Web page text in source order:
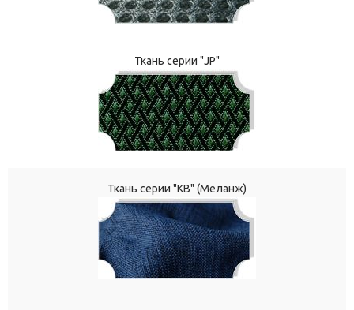
Ткань серии "JP"
Ткань серии "КВ" (Меланж)